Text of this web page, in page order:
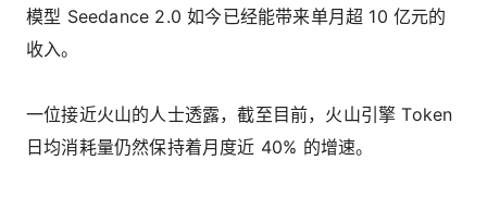
模型 Seedance 2.0 如今已经能带来单月超 10 亿元的
收入。
一位接近火山的人士透露，截至目前，火山引擎 Token
日均消耗量仍然保持着月度近 40% 的增速。